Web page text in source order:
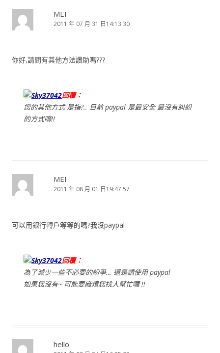
MEI
2011 年 07 月 31 日14:13:30
你好,請問有其他方法讚助嗎???
Sky37042回覆：
您的其他方式 是指?.. 目前 paypal 是最安全 最沒有糾紛
的方式唷!!
MEI
2011 年 08 月 01 日19:47:57
可以用銀行轉戶等等的嗎?我沒paypal
Sky37042回覆：
為了減少一些不必要的紛爭… 還是請使用 paypal
如果您沒有~ 可能要麻煩您找人幫忙囉 !!
hello